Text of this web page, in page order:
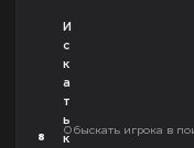
8
И
с
к
а
т
ь
к
Обыскать игрока в